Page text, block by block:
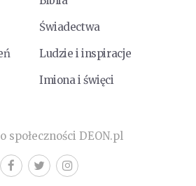
Świadectwa
Ludzie i inspiracje
Imiona i święci
społeczności DEON.pl